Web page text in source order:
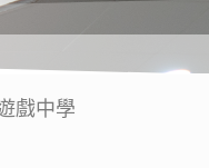
戲中學